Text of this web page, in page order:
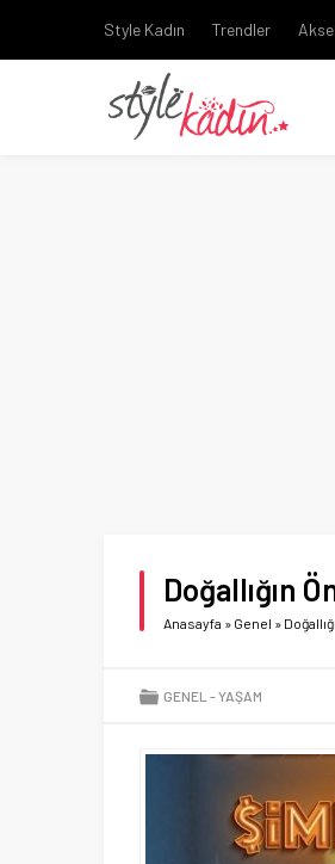
Style Kadın Trendler
Doğallığın
Anasayfa » Genel »
GENEL YAŞAM